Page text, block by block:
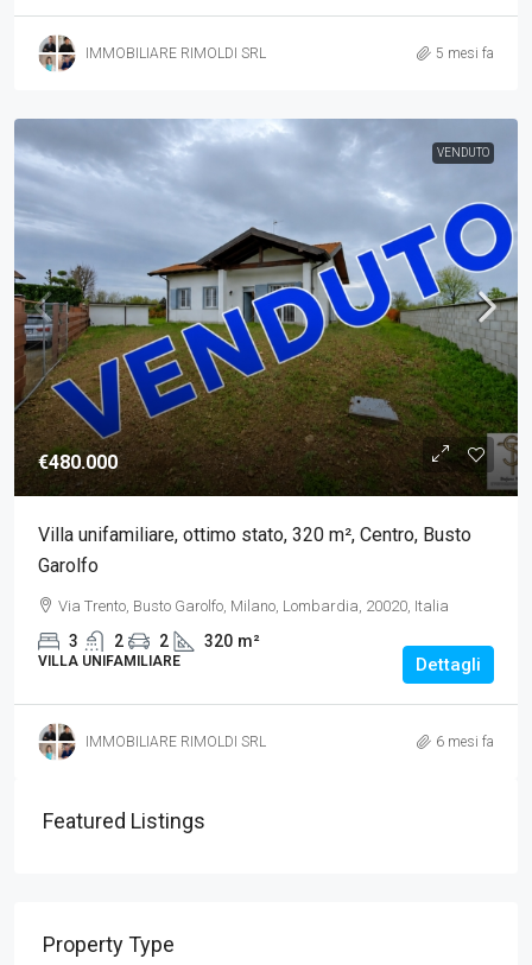
IMMOBILIARE RIMOLDI SRL 5 mesi fa
VENDUTO
€480.000
Villa unifamiliare, ottimo stato, 320 m², Centro, Busto
Garolfo
Via Trento, Busto Garolfo, Milano, Lombardia, 20020, Italia
3 2 2 320 m²
VILLA UNIFAMILIARE Dettagli
IMMOBILIARE RIMOLDI SRL 6 mesi fa
Featured Listings
Property Type